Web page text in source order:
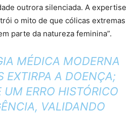
outrora silenciada. A expertise
o mito de que cólicas extremas
parte da natureza feminina”.
MÉDICA MODERNA
EXTIRPA A DOENÇA;
UM ERRO HISTÓRICO
VALIDANDO